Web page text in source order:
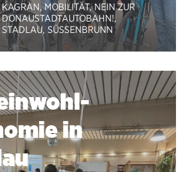
KAGRAN,MOBILITÄT,NEIN ZUR
DONAUSTADTAUTOBAHN!,
STADLAU, SÜSSENBRUNN
in